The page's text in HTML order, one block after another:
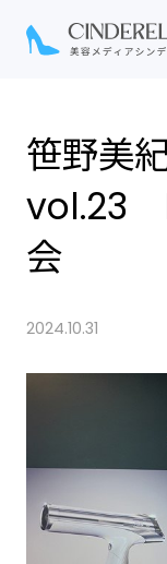
笹野美
vol.23
会
2024.10.31